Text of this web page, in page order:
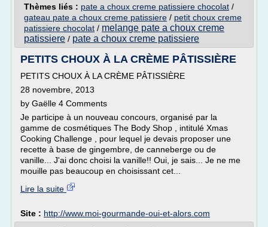
Thèmes liés : pate a choux creme patissiere chocolat /
gateau pate a choux creme patissiere / petit choux creme
patissiere chocolat / melange pate a choux creme
patissiere / pate a choux creme patissiere
PETITS CHOUX À LA CRÈME PÂTISSIÈRE
PETITS CHOUX À LA CRÈME PÂTISSIÈRE
28 novembre, 2013
by Gaëlle 4 Comments
Je participe à un nouveau concours, organisé par la
gamme de cosmétiques The Body Shop , intitulé Xmas
Cooking Challenge , pour lequel je devais proposer une
recette à base de gingembre, de canneberge ou de
vanille... J'ai donc choisi la vanille!! Oui, je sais... Je ne me
mouille pas beaucoup en choisissant cet...
Lire la suite
Site : http://www.moi-gourmande-oui-et-alors.com